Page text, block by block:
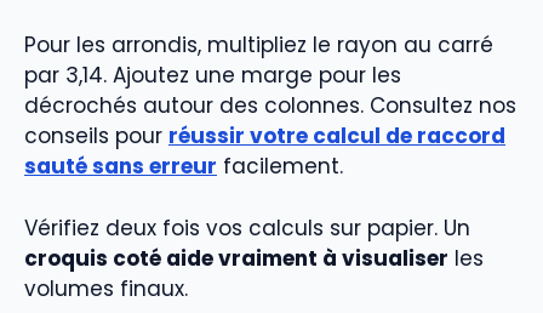
Pour les arrondis, multipliez le rayon au carré
par 3,14. Ajoutez une marge pour les
décrochés autour des colonnes. Consultez nos
conseils pour réussir votre calcul de raccord
sauté sans erreur facilement.
Vérifiez deux fois vos calculs sur papier. Un
croquis coté aide vraiment à visualiser les
volumes finaux.